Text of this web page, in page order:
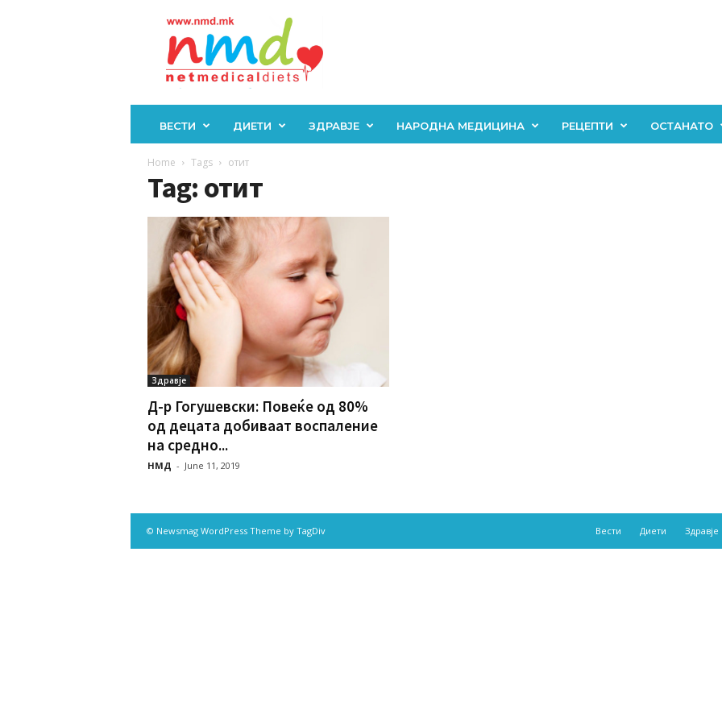
ВЕСТИ ДИЕТИ ЗДРАВЈЕ НАРОДНА МЕДИЦИНА РЕЦЕПТИ ОСТАНАТО
Home Tags отит
Tag: отит
Здравје
Д-р Гогушевски: Повеќе од 80%
од децата добиваат воспаление
на средно...
НМД - June 11, 2019
Вести Диети Здравје
© Newsmag WordPress Theme by TagDiv